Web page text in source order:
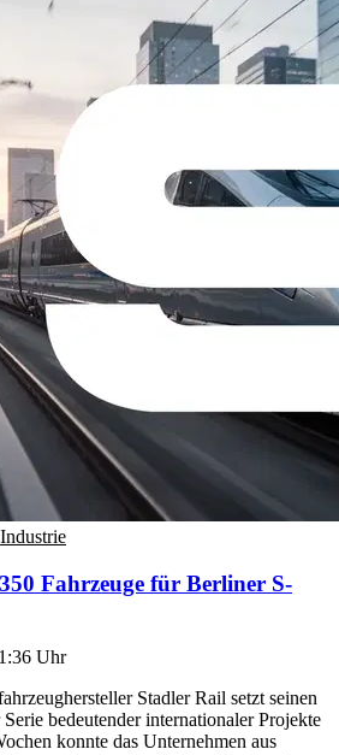
Industrie
Fahrzeuge für Berliner S-
Uhr
Stadler Rail setzt seinen
bedeutender internationaler Projekte
konnte das Unternehmen aus